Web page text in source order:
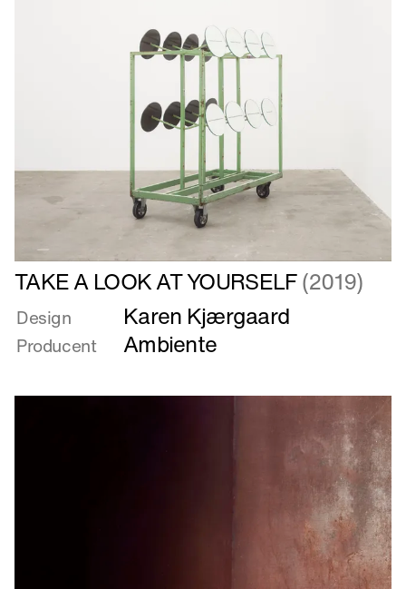
Læs
mere
om
TAKE
A
AT
TAKE A LOOK AT YOURSELF(2019)
Design Karen Kjærgaard
Producent Ambiente